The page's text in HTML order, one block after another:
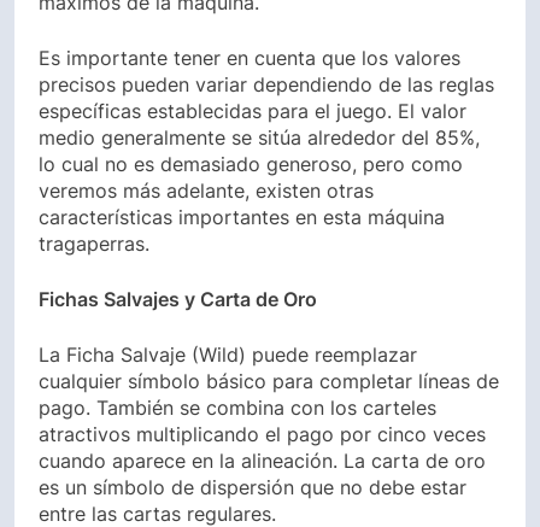
Es importante tener en cuenta que los valores
precisos pueden variar dependiendo de las reglas
específicas establecidas para el juego. El valor
medio generalmente se sitúa alrededor del 85%,
lo cual no es demasiado generoso, pero como
veremos más adelante, existen otras
características importantes en esta máquina
tragaperras.
Fichas Salvajes y Carta de Oro
La Ficha Salvaje (Wild) puede reemplazar
cualquier símbolo básico para completar líneas de
pago. También se combina con los carteles
atractivos multiplicando el pago por cinco veces
cuando aparece en la alineación. La carta de oro
es un símbolo de dispersión que no debe estar
entre las cartas regulares.